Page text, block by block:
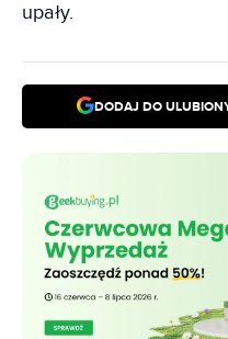
upały.
DODAJ DO